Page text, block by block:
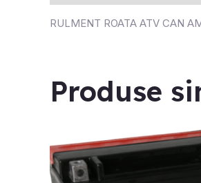
RULMENT ROATA ATV CAN
Produse